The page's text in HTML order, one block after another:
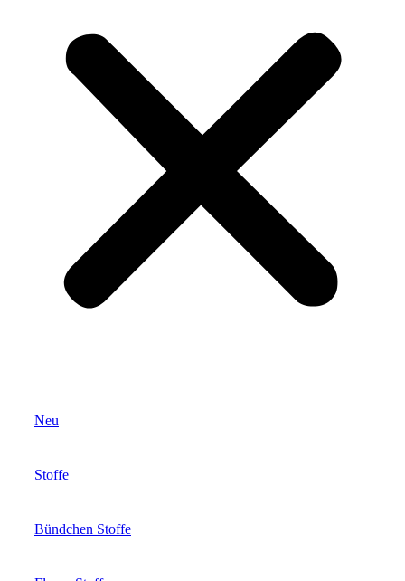
Neu
Stoffe
Bündchen Stoffe